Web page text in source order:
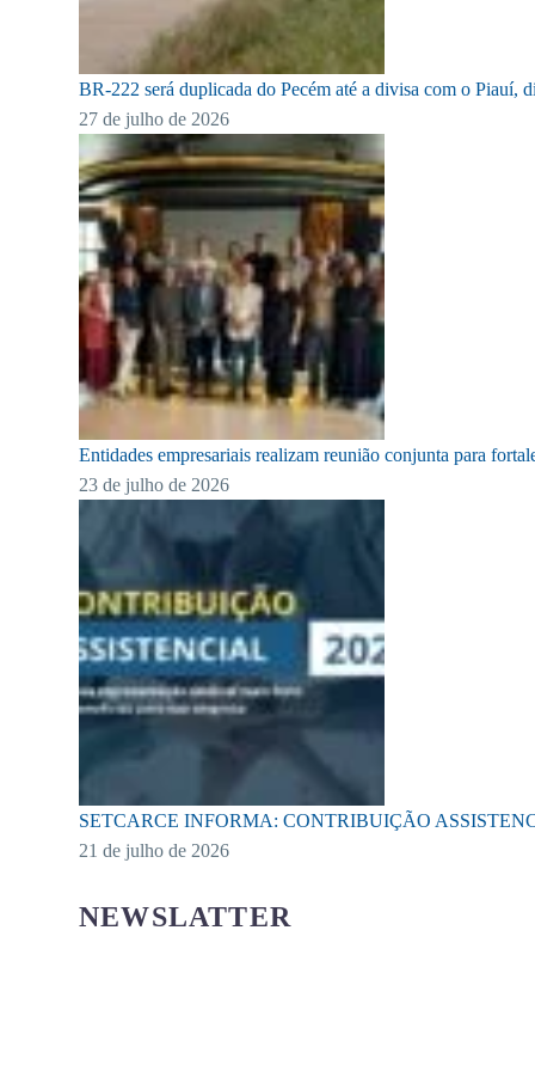
recadastro no Registro
Nacional de
Transportadores
Rodoviários de Cargas –
RNTRC, deverão ter o
Código de Atividade
Econômica – CNAE aceito
pelo sistema RN3.
BR-222 será duplicada do Pecém até a divisa com o Piauí,
27 de julho de 2026
Entidades empresariais realizam reunião conjunta para
23 de julho de 2026
SETCARCE INFORMA: CONTRIBUIÇÃO
21 de julho de 2026
NEWSLATTER